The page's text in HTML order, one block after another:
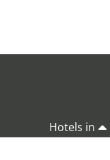
Hotels in